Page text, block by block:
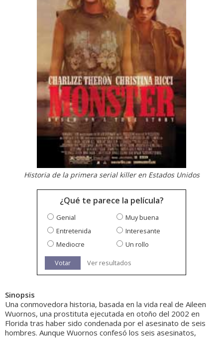
Historia de la primera serial killer en Estados Unidos
¿Qué te parece la película?
Genial
Muy buena
Entretenida
Interesante
Mediocre
Un rollo
Votar Ver resultados
Sinopsis
Una conmovedora historia, basada en la vida real de Aileen
Wuornos, una prostituta ejecutada en otoño del 2002 en
Florida tras haber sido condenada por el asesinato de seis
hombres. Aunque Wuornos confesó los seis asesinatos,